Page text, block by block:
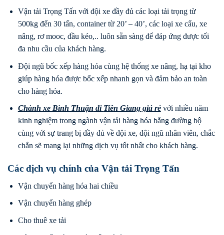
Vận tải Trọng Tấn với đội xe đầy đủ các loại tải trọng từ
500kg đến 30 tấn, container từ 20’ – 40’, các loại xe cẩu, xe
nâng, rơ mooc, đầu kéo,.. luôn sẵn sàng để đáp ứng được tối
đa nhu cầu của khách hàng.
Đội ngũ bốc xếp hàng hóa cùng hệ thống xe nâng, hạ tại kho
giúp hàng hóa được bốc xếp nhanh gọn và đảm bảo an toàn
cho hàng hóa.
Chành xe Bình Thuận đi Tiền Gianggiá rẻvới nhiều năm
kinh nghiệm trong ngành vận tải hàng hóa bằng đường bộ
cùng với sự trang bị đầy đủ về đội xe, đội ngũ nhân viên, chắc
chắn sẽ mang lại những dịch vụ tốt nhất cho khách hàng.
Các dịch vụ chính của Vận tải Trọng Tấn
Vận chuyển hàng hóa hai chiều
Vận chuyển hàng ghép
Cho thuê xe tải